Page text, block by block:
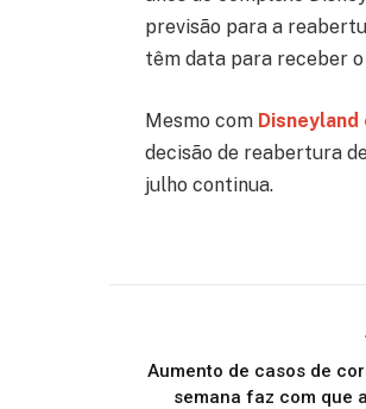
previsão para a
têm data para receber
Mesmo com
decisão de reabertura
julho continua.
Aumento de casos de
semana faz com que